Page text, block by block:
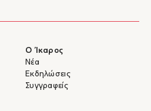
Ο Ίκαρος
Νέα
Εκδηλώσεις
Συγγραφείς